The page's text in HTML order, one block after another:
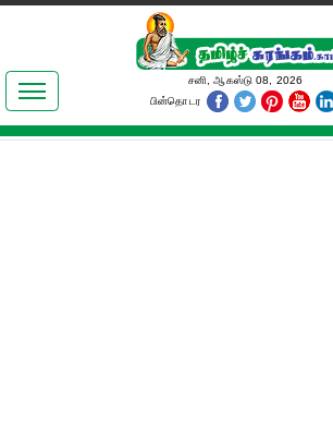
இலக்கியங்கள்
தமிழ் உலகம்
சனி, ஆகஸ்டு 08, 2026
பின்தொடர